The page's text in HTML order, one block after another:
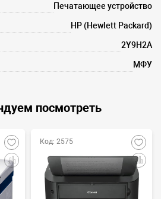
Печатающее устройство
HP (Hewlett Packard)
2Y9H2A
МФУ
посмотреть
Код: 2575